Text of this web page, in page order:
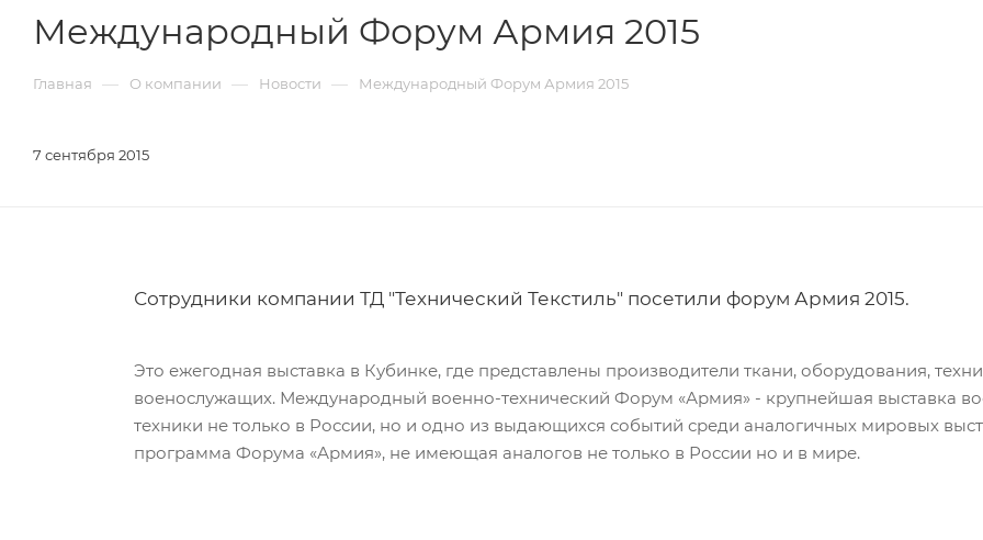
Международный Форум Армия 2015
Главная — О компании — Новости — Международный Форум Армия 2015
7 сентября 2015
Сотрудники компании ТД "Технический Текстиль" посетили форум Армия 2015.
Это ежегодная выставка в Кубинке, где представлены производители ткани, оборудования,
военослужащих. Международный военно-технический Форум «Армия» - крупнейшая выставка
техники не только в России, но и одно из выдающихся событий среди аналогичных мировых
программа Форума «Армия», не имеющая аналогов не только в России но и в мире.